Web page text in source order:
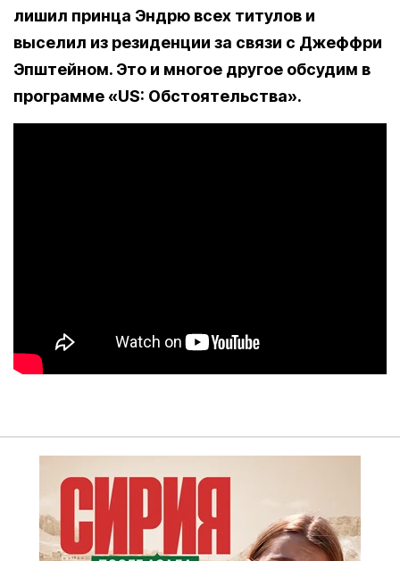
лишил принца Эндрю всех титулов и
выселил из резиденции за связи с Джеффри
Эпштейном. Это и многое другое обсудим в
программе «US: Обстоятельства».